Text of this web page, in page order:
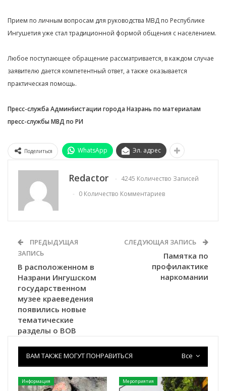
Прием по личным вопросам для руководства МВД по Республике
Ингушетия уже стал традиционной формой общения с населением.
Любое поступающее обращение рассматривается, в каждом случае
заявителю дается компетентный ответ, а также оказывается
практическая помощь.
Пресс-служба Админ6истации города Назрань по материалам
пресс-службы МВД по РИ
Поделиться WhatsApp Эл. адрес
Redactor
4245 Количество Записей
0 Количество Комментариев
ПРЕДЫДУЩАЯ
ЗАПИСЬ
В расположенном в
Назрани Ингушском
государственном
музее краеведения
появились новые
тематические
разделы о ВОВ
СЛЕДУЮЩАЯ ЗАПИСЬ
Памятка по
профилактике
наркомании
Все
ВАМ ТАКЖЕ МОГУТ ПОНРАВИТЬСЯ
Информация Мероприятия